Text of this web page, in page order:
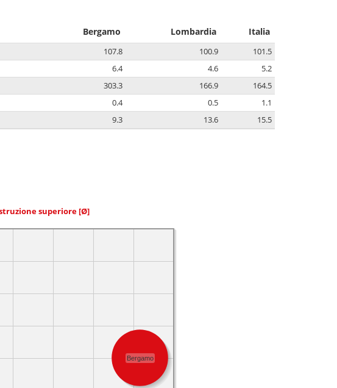
Bergamo Lombardia Italia
107.8 100.9
101.5
6.4 4.6
5.2
303.3 166.9
164.5
0.4 0.5
1.1
9.3 13.6 15.5
superiore [Ø]
Bergamo